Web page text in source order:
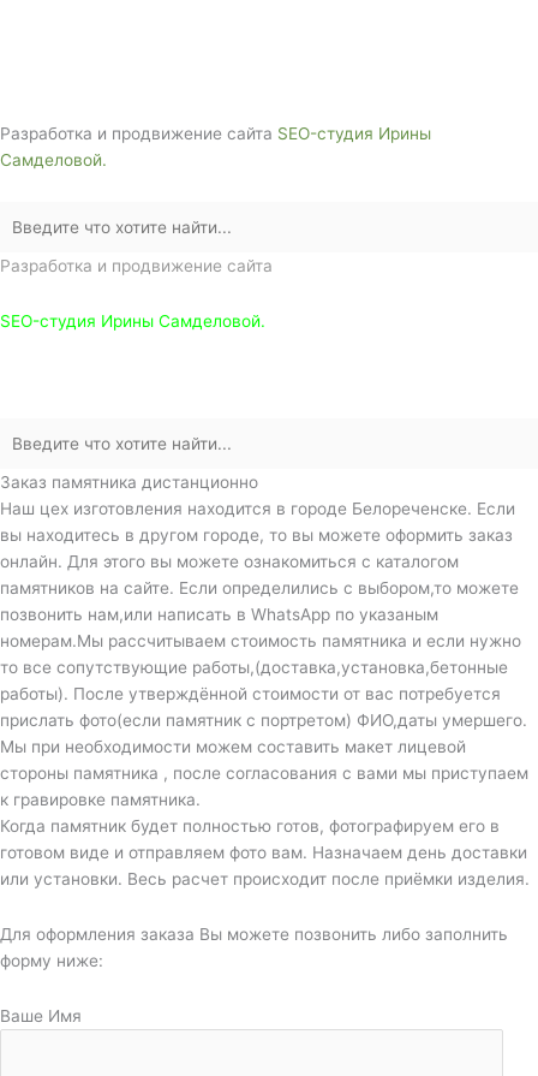
Разработка и продвижение сайта SEO-студия Ирины
Самделовой.
Разработка и продвижение сайта
SEO-студия Ирины Самделовой.
Заказ памятника дистанционно
Наш цех изготовления находится в городе Белореченске. Если
вы находитесь в другом городе, то вы можете оформить заказ
онлайн. Для этого вы можете ознакомиться с каталогом
памятников на сайте. Если определились с выбором,то можете
позвонить нам,или написать в WhatsApp по указаным
номерам.Мы рассчитываем стоимость памятника и если нужно
то все сопутствующие работы,(доставка,установка,бетонные
работы). После утверждённой стоимости от вас потребуется
прислать фото(если памятник с портретом) ФИО,даты умершего.
Мы при необходимости можем составить макет лицевой
стороны памятника , после согласования с вами мы приступаем
к гравировке памятника.
Когда памятник будет полностью готов, фотографируем его в
готовом виде и отправляем фото вам. Назначаем день доставки
или установки. Весь расчет происходит после приёмки изделия.
Для оформления заказа Вы можете позвонить либо заполнить
форму ниже:
Ваше Имя